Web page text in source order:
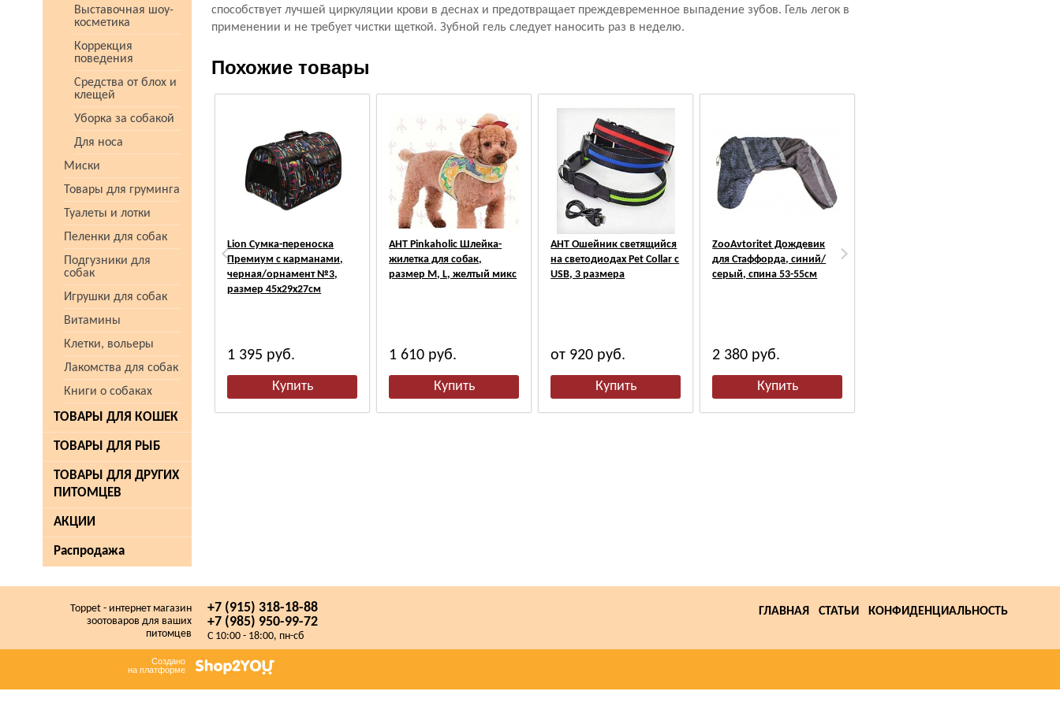
Выставочная шоу-
косметика
Коррекция
поведения
Средства от блох и
клещей
Уборка за собакой
Для носа
Миски
Товары для груминга
Туалеты и лотки
Пеленки для собак
Подгузники для
собак
Игрушки для собак
Витамины
Клетки, вольеры
Лакомства для собак
Книги о собаках
ТОВАРЫ ДЛЯ КОШЕК
ТОВАРЫ ДЛЯ РЫБ
ТОВАРЫ ДЛЯ ДРУГИХ
ПИТОМЦЕВ
АКЦИИ
Распродажа
способствует лучшей циркуляции крови в деснах и предотвращает преждевременное выпадение зубов. Гель легок в
применении и не требует чистки щеткой. Зубной гель следует наносить раз в неделю.
Похожие товары
Lion Сумка-переноска
Премиум с карманами,
черная/орнамент №3,
размер 45х29х27см
1 395 руб.
АНТ Pinkaholic Шлейка-
жилетка для собак,
размер M, L, желтый микс
1 610 руб.
АНТ Ошейник светящийся
на светодиодах Pet Collar с
USB, 3 размера
от 920 руб.
ZooAvtoritet Дождевик
для Стаффорда, синий/
серый, спина 53-55см
2 380 руб.
Toppet - интернет магазин
зоотоваров для ваших
питомцев
+7 (915) 318-18-88
+7 (985) 950-99-72
C 10:00 - 18:00, пн-сб
ГЛАВНАЯ СТАТЬИ КОНФИДЕНЦИАЛЬНОСТЬ
Создано
на платформе